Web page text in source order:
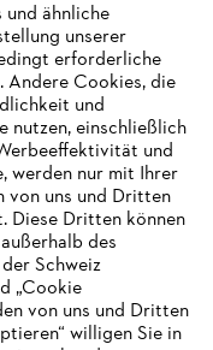
ähnliche
unserer
erforderliche
Andere Cookies, die
und
nutzen, einschließlich
und
werden nur mit Ihrer
von uns und Dritten
Diese Dritten können
des
Schweiz
„Cookie
von uns und Dritten
willigen Sie in